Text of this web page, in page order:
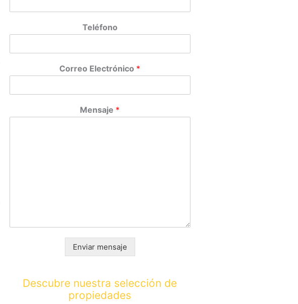
Teléfono
Correo Electrónico *
Mensaje *
Enviar mensaje
Descubre nuestra selección de
propiedades